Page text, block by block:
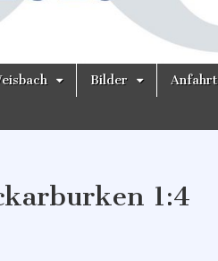
Bilder Anfahrt
1:4